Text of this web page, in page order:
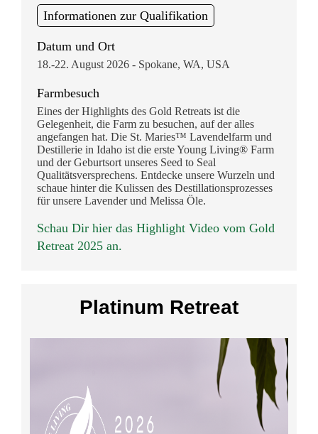
Informationen zur Qualifikation
Datum und Ort
18.-22. August 2026 - Spokane, WA, USA
Farmbesuch
Eines der Highlights des Gold Retreats ist die
Gelegenheit, die Farm zu besuchen, auf der alles
angefangen hat. Die St. Maries™ Lavendelfarm und
Destillerie in Idaho ist die erste Young Living® Farm
und der Geburtsort unseres Seed to Seal
Qualitätsversprechens. Entdecke unsere Wurzeln und
schaue hinter die Kulissen des Destillationsprozesses
für unsere Lavender und Melissa Öle.
Schau Dir hier das Highlight Video vom Gold
Retreat 2025 an.
Platinum Retreat